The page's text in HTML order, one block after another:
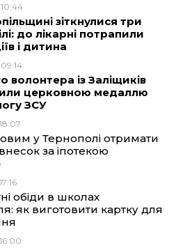
зіткнулися три
до лікарні потрапили
і дитина
волонтера із Заліщиків
церковною медаллю
ЗСУ
у Тернополі отримати
за іпотекою
обіди в школах
як виготовити картку для